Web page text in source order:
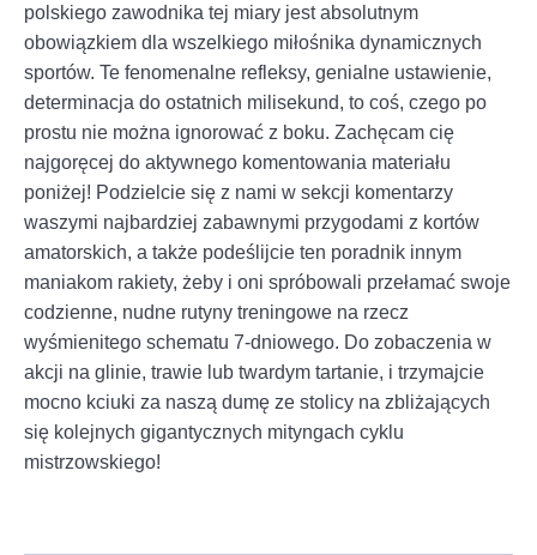
polskiego zawodnika tej miary jest absolutnym
obowiązkiem dla wszelkiego miłośnika dynamicznych
sportów. Te fenomenalne refleksy, genialne ustawienie,
determinacja do ostatnich milisekund, to coś, czego po
prostu nie można ignorować z boku. Zachęcam cię
najgoręcej do aktywnego komentowania materiału
poniżej! Podzielcie się z nami w sekcji komentarzy
waszymi najbardziej zabawnymi przygodami z kortów
amatorskich, a także podeślijcie ten poradnik innym
maniakom rakiety, żeby i oni spróbowali przełamać swoje
codzienne, nudne rutyny treningowe na rzecz
wyśmienitego schematu 7-dniowego. Do zobaczenia w
akcji na glinie, trawie lub twardym tartanie, i trzymajcie
mocno kciuki za naszą dumę ze stolicy na zbliżających
się kolejnych gigantycznych mityngach cyklu
mistrzowskiego!